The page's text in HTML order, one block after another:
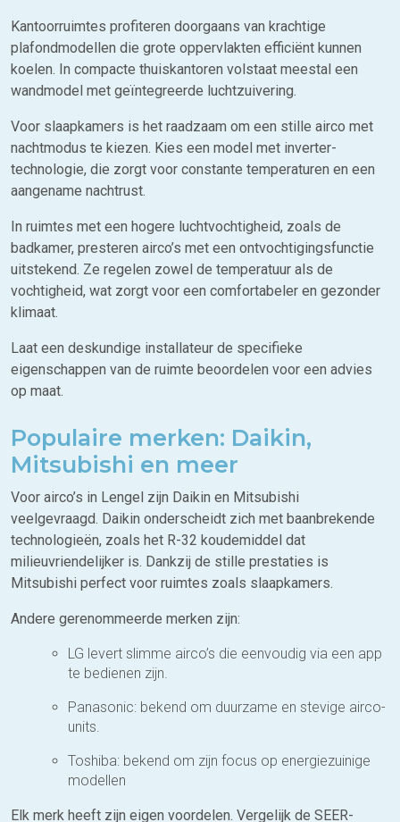
Kantoorruimtes profiteren doorgaans van krachtige
plafondmodellen die grote oppervlakten efficiënt kunnen
koelen. In compacte thuiskantoren volstaat meestal een
wandmodel met geïntegreerde luchtzuivering.
Voor slaapkamers is het raadzaam om een stille airco met
nachtmodus te kiezen. Kies een model met inverter-
technologie, die zorgt voor constante temperaturen en een
aangename nachtrust.
In ruimtes met een hogere luchtvochtigheid, zoals de
badkamer, presteren airco’s met een ontvochtigingsfunctie
uitstekend. Ze regelen zowel de temperatuur als de
vochtigheid, wat zorgt voor een comfortabeler en gezonder
klimaat.
Laat een deskundige installateur de specifieke
eigenschappen van de ruimte beoordelen voor een advies
op maat.
Populaire merken: Daikin,
Mitsubishi en meer
Voor airco’s in Lengel zijn Daikin en Mitsubishi
veelgevraagd. Daikin onderscheidt zich met baanbrekende
technologieën, zoals het R-32 koudemiddel dat
milieuvriendelijker is. Dankzij de stille prestaties is
Mitsubishi perfect voor ruimtes zoals slaapkamers.
Andere gerenommeerde merken zijn:
LG levert slimme airco’s die eenvoudig via een app
te bedienen zijn.
Panasonic: bekend om duurzame en stevige airco-
units.
Toshiba: bekend om zijn focus op energiezuinige
modellen
Elk merk heeft zijn eigen voordelen. Vergelijk de SEER-